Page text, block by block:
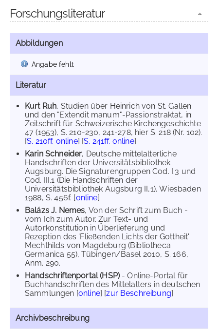
Forschungsliteratur
Abbildungen
Angabe fehlt
Literatur
Kurt Ruh, Studien über Heinrich von St. Gallen
und den "Extendit manum"-Passionstraktat, in:
Zeitschrift für Schweizerische Kirchengeschichte
47 (1953), S. 210-230, 241-278, hier S. 218 (Nr. 102).
[S. 210ff. online] [S. 241ff. online]
Karin Schneider, Deutsche mittelalterliche
Handschriften der Universitätsbibliothek
Augsburg. Die Signaturengruppen Cod. I.3 und
Cod. III.1 (Die Handschriften der
Universitätsbibliothek Augsburg II,1), Wiesbaden
1988, S. 456f. [online]
Balázs J. Nemes, Von der Schrift zum Buch -
vom Ich zum Autor. Zur Text- und
Autorkonstitution in Überlieferung und
Rezeption des 'Fließenden Lichts der Gottheit'
Mechthilds von Magdeburg (Bibliotheca
Germanica 55), Tübingen/Basel 2010, S. 166,
Anm. 290.
Handschriftenportal (HSP)- Online-Portal für
Buchhandschriften des Mittelalters in deutschen
Sammlungen [online] [zur Beschreibung]
Archivbeschreibung